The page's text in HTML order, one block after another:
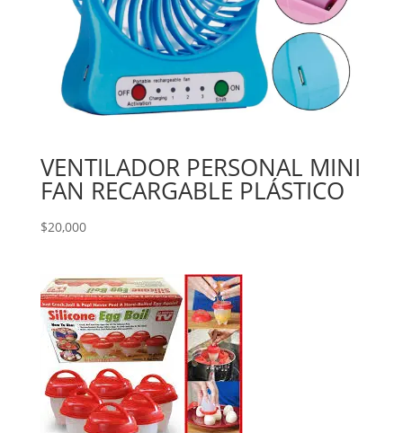
VENTILADOR PERSONAL MINI
FAN RECARGABLE PLÁSTICO
$20,000